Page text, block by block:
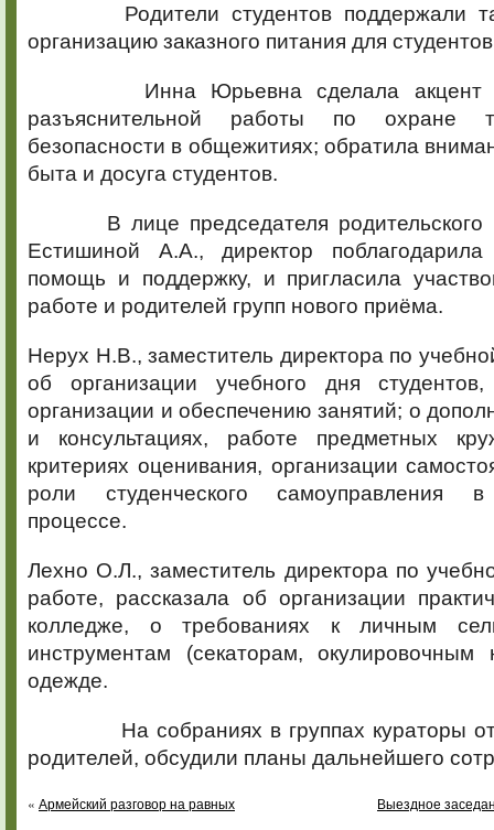
Родители студентов поддержали
организацию заказного питания для
Инна Юрьевна сделала акцент на
разъяснительной работы по охране
безопасности в общежитиях; обратила
быта и досуга студентов.
В лице председателя родительского
Естишиной А.А., директор
помощь и поддержку, и пригласила
работе и родителей групп нового приёма.
Нерух Н.В., заместитель директора по
об организации учебного дня
организации и обеспечению занятий; о
и консультациях, работе предметных
критериях оценивания, организации
роли студенческого самоуправления в
процессе.
Лехно О.Л., заместитель директора по
работе, рассказала об организации
колледже, о требованиях к личным
инструментам (секаторам,
одежде.
На собраниях в группах кураторы
родителей, обсудили планы дальнейшего
« Армейский разговор на равных Выездное